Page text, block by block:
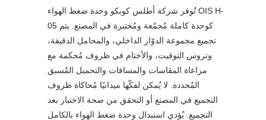
تُوفر شركة أطلس كوبكو وحدة ضغط الهواء OIS H-
05 كوحدة كاملة مُجمّعة ومُختبرة في المصنع. يتم
تجميع مجموعة الدوّار الداخلي، والمحامل الدقيقة،
وتروس التوقيت، والأختام في ظروف مُحكمة مع
مراعاة المقاسات والمسافات والتحميل المُسبق
المُحددة. لا يُمكن لفكّها ميدانيًا مُحاكاة ظروف
التجميع في المصنع أو التحقق من صحة الاختبار بعد
التجميع. يُؤدي استبدال وحدة ضغط الهواء بالكامل